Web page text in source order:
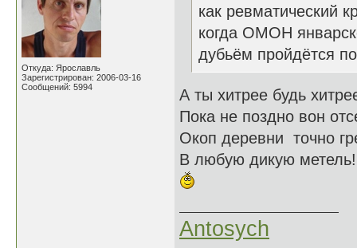
Откуда: Ярославль
Зарегистрирован: 2006-03-16
Сообщений: 5994
как ревматический
когда ОМОН
дубьём пройдётся
А ты хитрее будь
Пока не поздно вон
Окоп деревни точно
В любую дикую метель!
Antosych